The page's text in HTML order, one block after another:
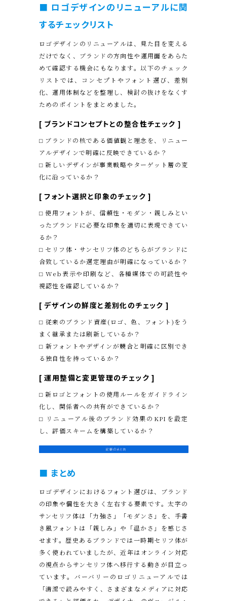
■ ロゴデザインのリニューアルに関
するチェックリスト
ロゴデザインのリニューアルは、見た目を変える
だけでなく、ブランドの方向性や運用面をあらた
めて確認する機会にもなります。以下のチェック
リストでは、コンセプトやフォント選び、差別
化、運用体制などを整理し、検討の抜けをなくす
ためのポイントをまとめました。
[ ブランドコンセプトとの整合性チェック ]
⬜︎ ブランドの核である価値観と理念を、リニュー
アルデザインで明確に反映できているか？
⬜︎ 新しいデザインが事業戦略やターゲット層の変
化に沿っているか？
[ フォント選択と印象のチェック]
⬜︎ 使用フォントが、信頼性・モダン・親しみとい
ったブランドに必要な印象を適切に表現できてい
るか？
⬜︎ セリフ体・サンセリフ体のどちらがブランドに
合致しているか選定理由が明確になっているか？
⬜︎ Web表示や印刷など、各種媒体での可読性や
視認性を確認しているか？
[ デザインの鮮度と差別化のチェック]
⬜︎ 従来のブランド資産(ロゴ、色、フォント)をう
まく継承または刷新しているか？
⬜︎ 新フォントやデザインが競合と明確に区別でき
る独自性を持っているか？
[ 運用整備と変更管理のチェック]
⬜︎ 新ロゴとフォントの使用ルールをガイドライン
化し、関係者への共有ができているか？
⬜︎ リニューアル後のブランド効果のKPIを設定
し、評価スキームを構築しているか？
■ まとめ
ロゴデザインにおけるフォント選びは、ブランド
の印象や個性を大きく左右する要素です。太字の
サンセリフ体は「力強さ」「モダンさ」を、手書
き風フォントは「親しみ」や「温かさ」を感じさ
せます。歴史あるブランドでは一時期セリフ体が
多く使われていましたが、近年はオンライン対応
の視点からサンセリフ体へ移行する動きが目立っ
ています。バーバリーのロゴリニューアルでは
「清潔で読みやすく、さまざまなメディアに対応